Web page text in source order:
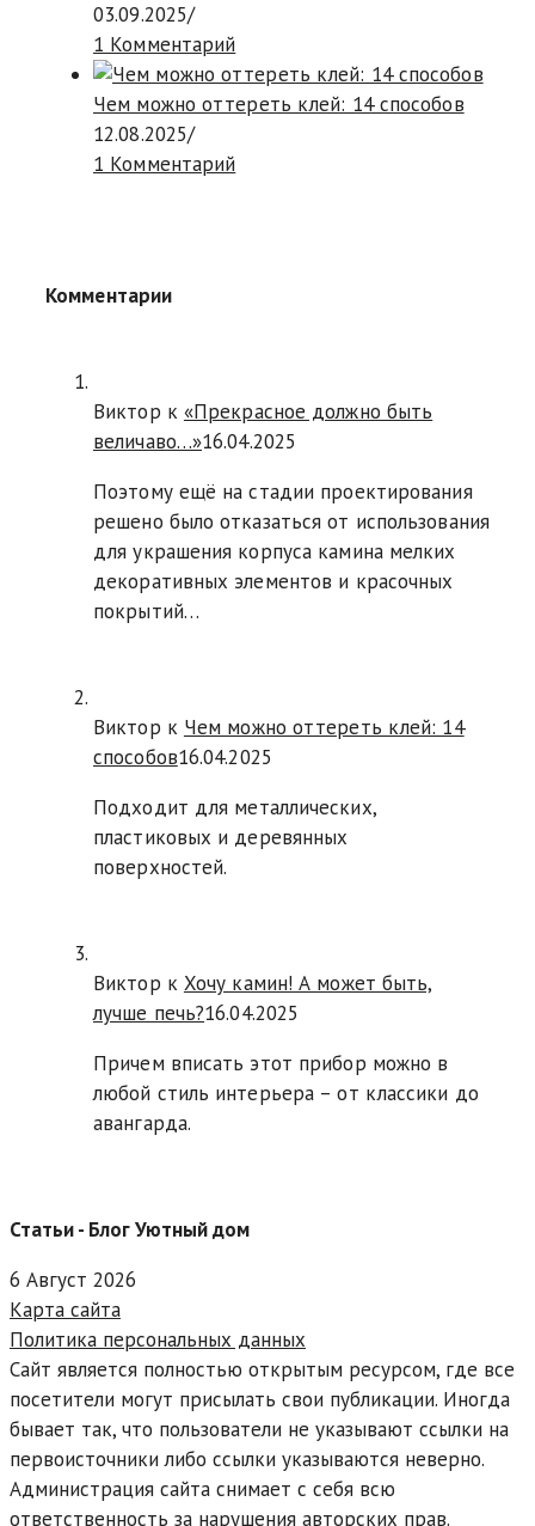
03.09.2025/
1 Комментарий
Чем можно оттереть клей: 14 способов
12.08.2025/
1 Комментарий
Комментарии
Виктор к «Прекрасное должно быть
величаво…»16.04.2025
Поэтому ещё на стадии проектирования
решено было отказаться от использования
для украшения корпуса камина мелких
декоративных элементов и красочных
покрытий…
Виктор к Чем можно оттереть клей: 14
способов16.04.2025
Подходит для металлических,
пластиковых и деревянных
поверхностей.
Виктор к Хочу камин! А может быть,
лучше печь?16.04.2025
Причем вписать этот прибор можно в
любой стиль интерьера – от классики до
авангарда.
Статьи - Блог Уютный дом
6 Август 2026
Карта сайта
Политика персональных данных
Сайт является полностью открытым ресурсом, где все
посетители могут присылать свои публикации. Иногда
бывает так, что пользователи не указывают ссылки на
первоисточники либо ссылки указываются неверно.
Администрация сайта снимает с себя всю
ответственность за нарушения авторских прав.